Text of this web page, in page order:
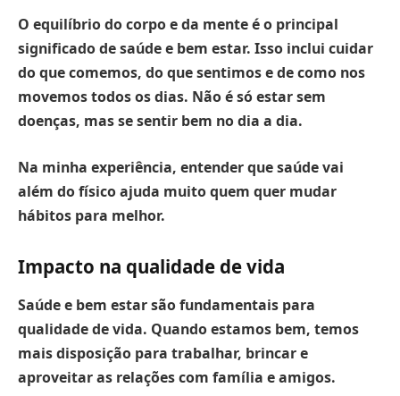
O equilíbrio do corpo e da mente é o principal
significado de saúde e bem estar. Isso inclui cuidar
do que comemos, do que sentimos e de como nos
movemos todos os dias. Não é só estar sem
doenças, mas se sentir bem no dia a dia.
Na minha experiência, entender que saúde vai
além do físico ajuda muito quem quer mudar
hábitos para melhor.
Impacto na qualidade de vida
Saúde e bem estar são fundamentais para
qualidade de vida. Quando estamos bem, temos
mais disposição para trabalhar, brincar e
aproveitar as relações com família e amigos.